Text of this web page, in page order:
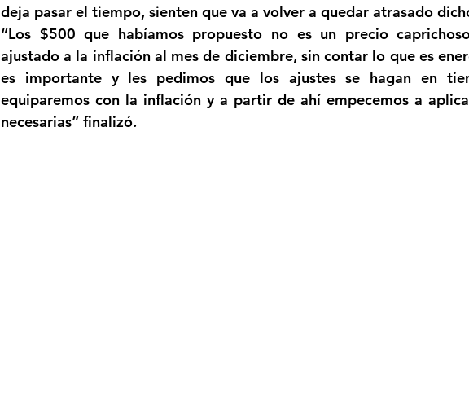
deja pasar el tiempo, sienten que va a volver a quedar atrasado
“Los $500 que habíamos propuesto no es un precio
ajustado a la inflación al mes de diciembre, sin contar lo que es
es importante y les pedimos que los ajustes se hagan en
equiparemos con la inflación y a partir de ahí empecemos a
necesarias” finalizó.